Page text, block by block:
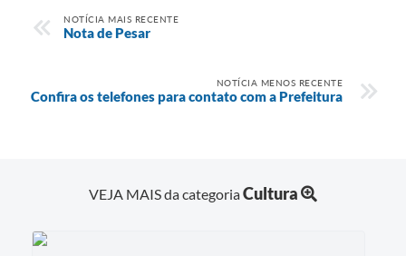
NOTÍCIA MAIS RECENTE
Nota de Pesar
NOTÍCIA MENOS RECENTE
Confira os telefones para contato com a Prefeitura
VEJA MAIS da categoriaCultura